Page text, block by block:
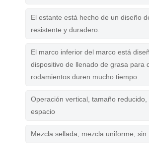
El estante está hecho de un diseño
resistente y duradero.
El marco inferior del marco está
dispositivo de llenado de grasa para
rodamientos duren mucho tiempo.
Operación vertical, tamaño reducido,
espacio
Mezcla sellada, mezcla uniforme, sin